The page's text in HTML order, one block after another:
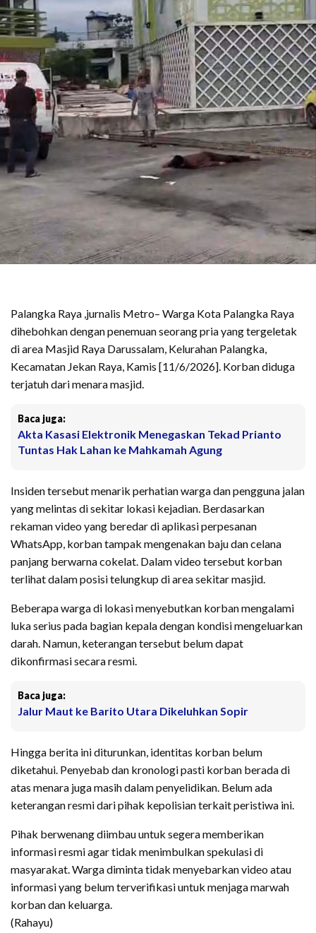
Palangka Raya ,jurnalis Metro– Warga Kota Palangka Raya
dihebohkan dengan penemuan seorang pria yang tergeletak
di area Masjid Raya Darussalam, Kelurahan Palangka,
Kecamatan Jekan Raya, Kamis [11/6/2026]. Korban diduga
terjatuh dari menara masjid.
Baca juga:
Akta Kasasi Elektronik Menegaskan Tekad Prianto
Tuntas Hak Lahan ke Mahkamah Agung
Insiden tersebut menarik perhatian warga dan pengguna jalan
yang melintas di sekitar lokasi kejadian. Berdasarkan
rekaman video yang beredar di aplikasi perpesanan
WhatsApp, korban tampak mengenakan baju dan celana
panjang berwarna cokelat. Dalam video tersebut korban
terlihat dalam posisi telungkup di area sekitar masjid.
Beberapa warga di lokasi menyebutkan korban mengalami
luka serius pada bagian kepala dengan kondisi mengeluarkan
darah. Namun, keterangan tersebut belum dapat
dikonfirmasi secara resmi.
Baca juga:
Jalur Maut ke Barito Utara Dikeluhkan Sopir
Hingga berita ini diturunkan, identitas korban belum
diketahui. Penyebab dan kronologi pasti korban berada di
atas menara juga masih dalam penyelidikan. Belum ada
keterangan resmi dari pihak kepolisian terkait peristiwa ini.
Pihak berwenang diimbau untuk segera memberikan
informasi resmi agar tidak menimbulkan spekulasi di
masyarakat. Warga diminta tidak menyebarkan video atau
informasi yang belum terverifikasi untuk menjaga marwah
korban dan keluarga.
(Rahayu)